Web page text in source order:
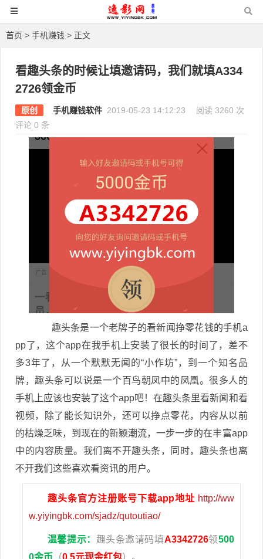
首页 > 手机赚钱 > 正文
看趣头条的时候让填邀请码，我们就填A334
2726领金币
原创 手机赚钱软件 2019-05-23 14:12:23
阅读 3260 次
评论 0 条
趣头条是一个老牌子的看新闻挣零花钱的手机a
pp了，这个app在我手机上安装了很长的时间了，差不
多3年了，从一个默默无闻的“小作坊”，到一个知名品
牌，趣头条可以说是一个百鸟朝凤中的凤凰。很多人的
手机上应该也安装了这个app吧！在趣头条里看新闻和看
视频，除了能长知识外，还可以挣点零花，内容从以前
的枯燥乏味，到现在的新颖潮流，一步一步的在丰富app
中的内容质量。我们离不开趣头条，同时，趣头条也离
不开我们这些喜欢看资讯的用户。
趣头条官方注册账号下载app地址 http://ww
w.yiyingbk.com/sjadz/qutoutiao/
温馨提示： 趣头条邀请码填A3342726领500
0金币 （0.5元现金红包）。